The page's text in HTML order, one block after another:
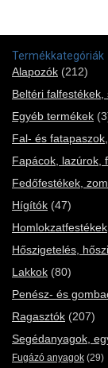
Termékkategóriák
Alapozók (212)
Beltéri
Egyéb termékek
Fal- és
Fapácok, lazúrok,
Fedőfestékek,
Hígítók (47)
Hőszigetelés,
Lakkok (80)
Penész- és
Ragasztók (207)
Segédanyagok,
Fugázó anyagok (29)